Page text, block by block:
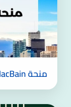
منحة McCall MacBain في كندا